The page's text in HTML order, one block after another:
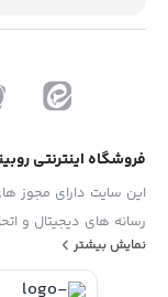
فروشگاه اینترنتی
این سایت دارای مجوز
رسانه های دیجیتال و
پیشنهاد ، انتفاد و یا
نمایش بیشتر